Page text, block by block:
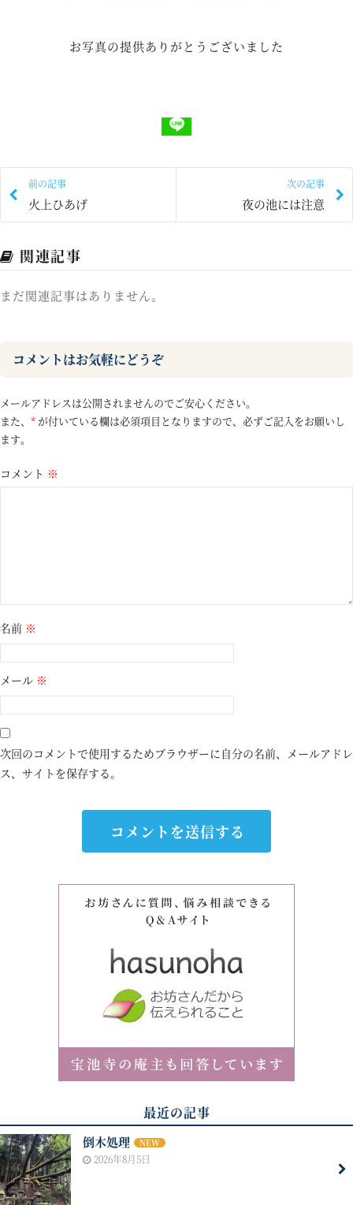
お写真の提供ありがとうございました
前の記事
火上ひあげ
次の記事
夜の池には注意
関連記事
まだ関連記事はありません。
コメントはお気軽にどうぞ
メールアドレスは公開されませんのでご安心ください。
また、 * が付いている欄は必須項目となりますので、必ずご記入をお願いし
ます。
コメント ※
名前 ※
メール ※
次回のコメントで使用するためブラウザーに自分の名前、メールアドレ
ス、サイトを保存する。
最近の記事
倒木処理 NEW
2026年8月5日